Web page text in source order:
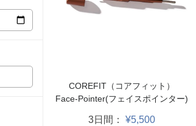
COREFIT（コアフィット）
Face-Pointer(フェイスポインター)
3日間： ¥5,500